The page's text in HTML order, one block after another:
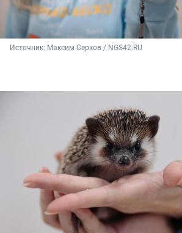
Источник: Максим Серков / NGS42.RU